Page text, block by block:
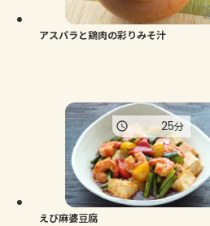
アスパラと鶏肉の彩りみそ汁
えび麻婆豆腐
25分